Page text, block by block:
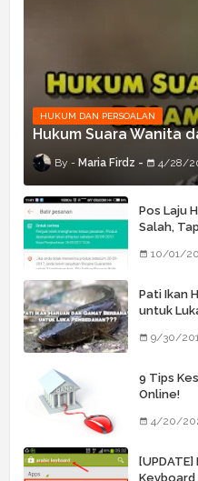
HUKUM DAN PERSOALAN
Hukum Suara Wanita
Maria Firdz 4/28/
Pos Laju
Salah,
10/01/
Pati Ikan
untuk
9/30/
9 Tips
Online!
4/20/